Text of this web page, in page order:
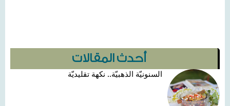
أحدث المقالات
السنونيّة الذهبيّة.. نكهة تقليديّة